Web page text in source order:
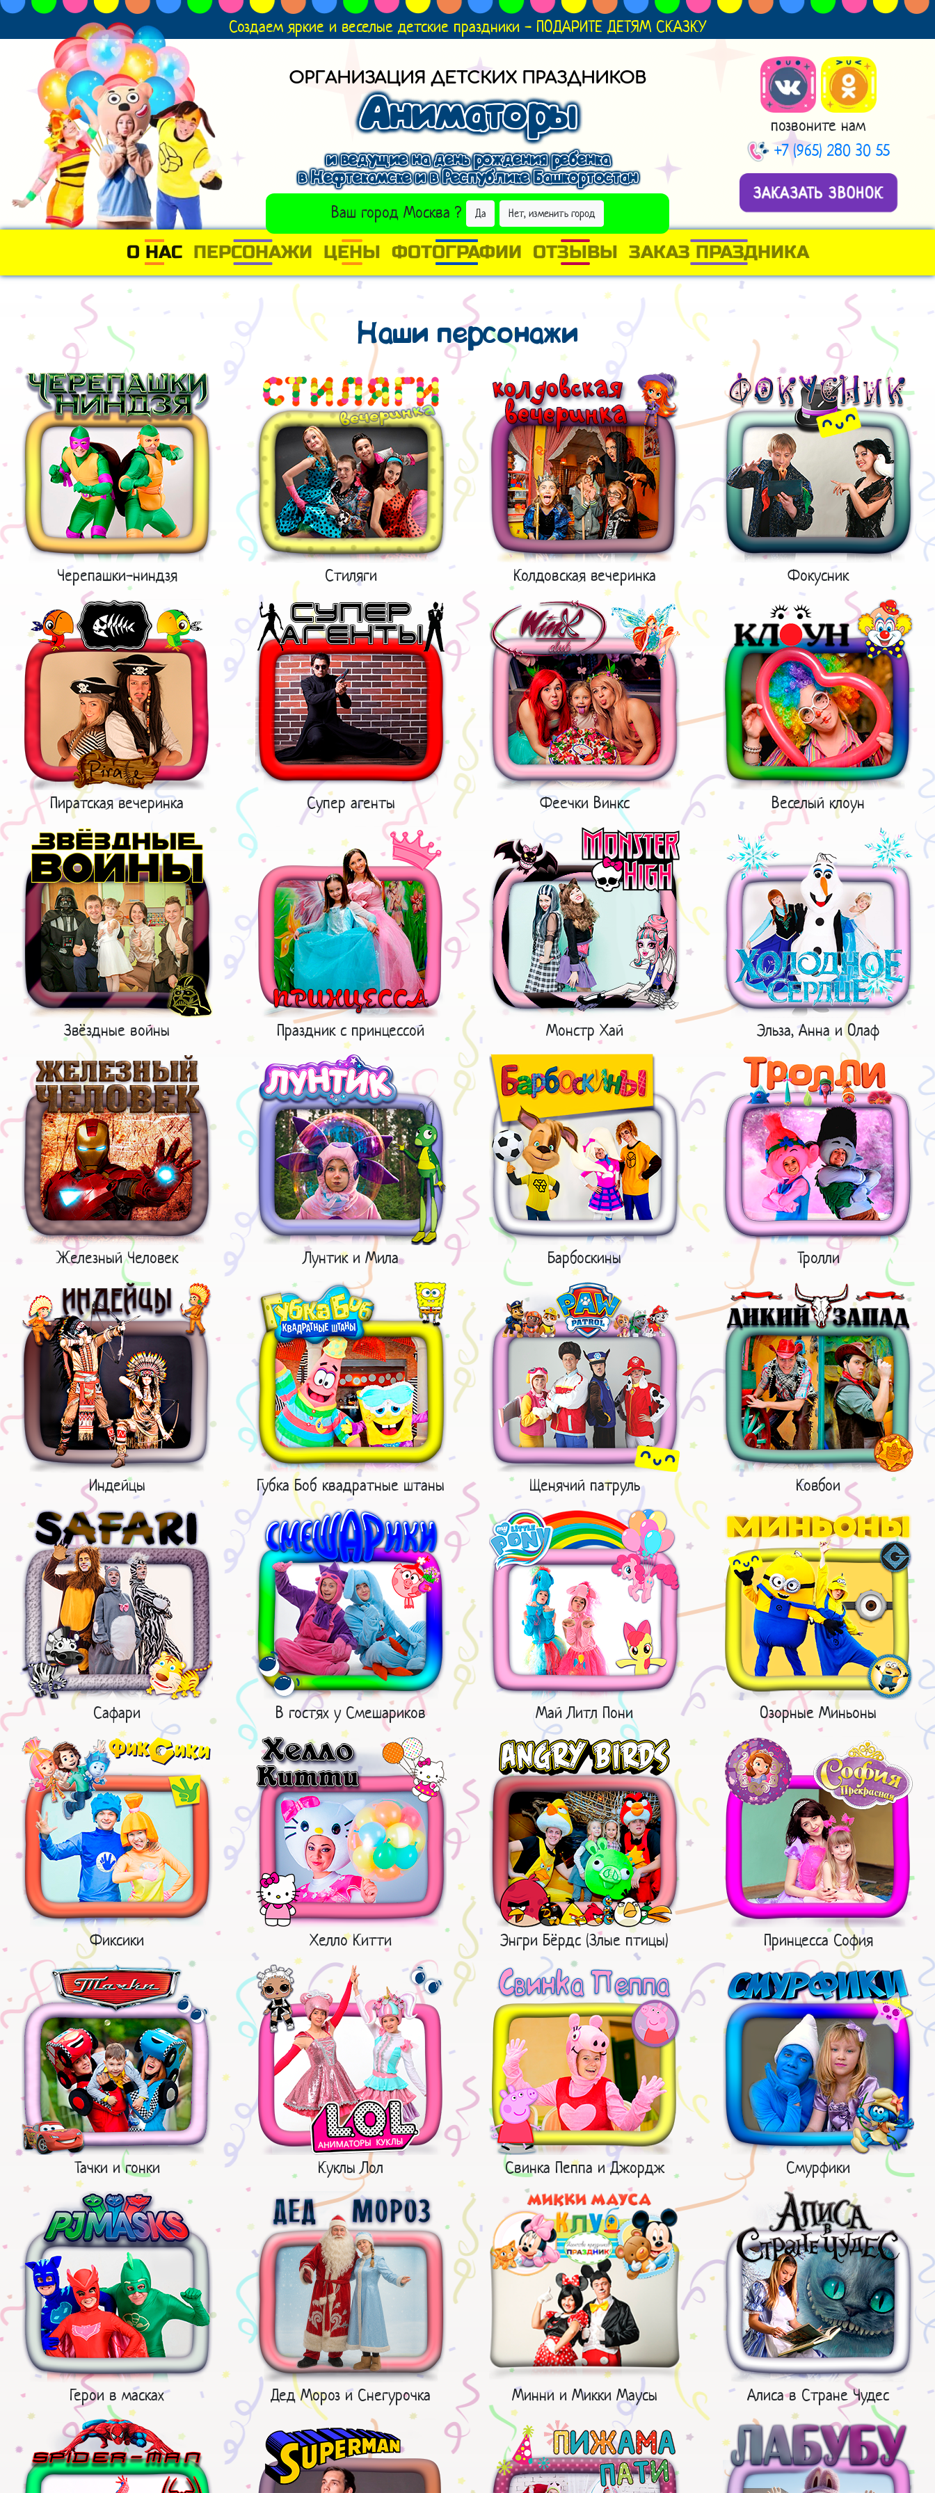
Создаем яркие и веселые детские праздники - ПОДАРИТЕ ДЕТЯМ СКАЗКУ
ОРГАНИЗАЦИЯ ДЕТСКИХ ПРАЗДНИКОВ
Аниматоры
и ведущие на день рождения ребенка
в Нефтекамске и в Республике Башкортостан
Ваш город Москва ? Да Нет, изменить город
ВЫБРАТЬ ДРУГОЙ ГОРОД
позвоните нам
+7 (965) 280 30 55
ЗАКАЗАТЬ ЗВОНОК
О НАС(CURRENT)
ПЕРСОНАЖИ ЦЕНЫ ФОТОГРАФИИ ОТЗЫВЫ ЗАКАЗ ПРАЗДНИКА
Наши персонажи
Черепашки-ниндзя Стиляги Колдовская вечеринка Фокусник
Пиратская вечеринка Супер агенты Феечки Винкс Веселый клоун
Звёздные войны Праздник с принцессой Монстр Хай Эльза, Анна и Олаф
Железный Человек Лунтик и Мила Барбоскины Тролли
Индейцы Губка Боб квадратные штаны Щенячий патруль Ковбои
Сафари В гостях у Смешариков Май Литл Пони Озорные Миньоны
Фиксики Хелло Китти Энгри Бёрдс (Злые птицы) Принцесса София
Тачки и гонки Куклы Лол Свинка Пеппа и Джордж Смурфики
Герои в масках Дед Мороз и Снегурочка Минни и Микки Маусы Алиса в Стране Чудес